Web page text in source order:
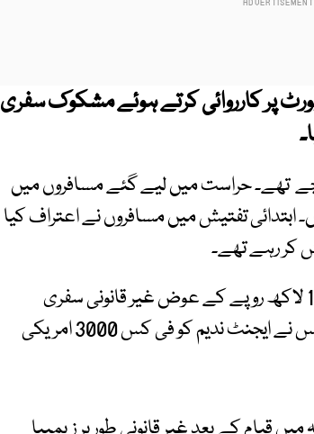
پر کارروائی کرتے ہوئے مشکوک سفری
تھے۔ حراست میں لیے گئے مسافروں میں
تفتیش میں مسافروں نے اعتراف کیا
کر رہے تھے۔
مزمل علی نے گجرات کے ایجنٹ نوید کے ذریعے 18 لاکھ روپے کے عوض غیر قانونی سفری
انتظامات کروائے، جبکہ محمد ارسلان اور محمد اویس نے ایجنٹ ندیم کو فی کس 3000 امریکی